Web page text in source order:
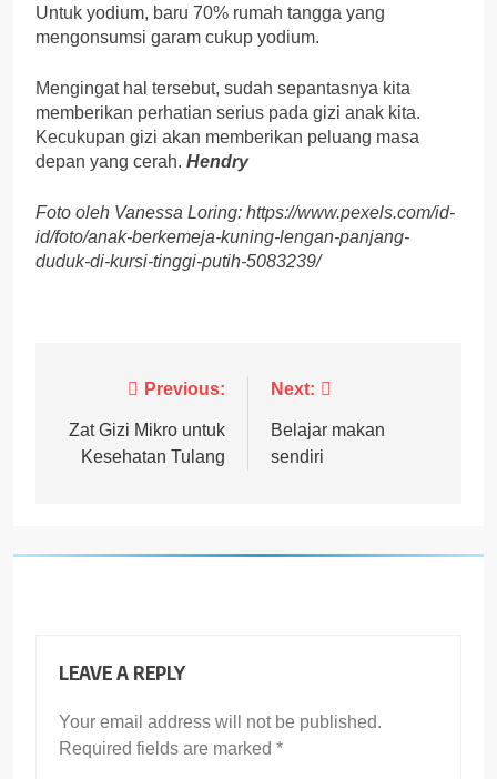
Untuk yodium, baru 70% rumah tangga yang
mengonsumsi garam cukup yodium.
Mengingat hal tersebut, sudah sepantasnya kita
memberikan perhatian serius pada gizi anak kita.
Kecukupan gizi akan memberikan peluang masa
depan yang cerah. Hendry
Foto oleh Vanessa Loring: https://www.pexels.com/id-
id/foto/anak-berkemeja-kuning-lengan-panjang-
duduk-di-kursi-tinggi-putih-5083239/
navigation
Previous:
Zat Gizi Mikro untuk
Kesehatan Tulang
Next:
Belajar makan
sendiri
LEAVE A REPLY
Your email address will not be published.
Required fields are marked *